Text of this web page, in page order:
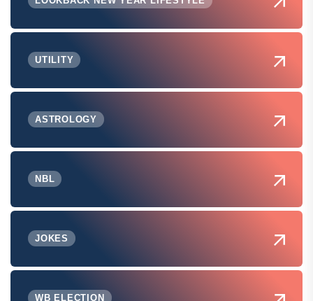
UTILITY
ASTROLOGY
NBL
JOKES
WB ELECTION